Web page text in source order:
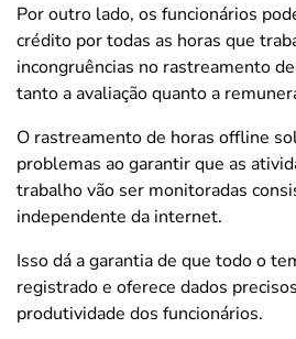
Por outro lado, os funcionários
crédito por todas as horas que
incongruências no rastreamento
tanto a avaliação quanto a
O rastreamento de horas offline
problemas ao garantir que as
trabalho vão ser monitoradas
independente da internet.
Isso dá a garantia de que todo o
registrado e oferece dados
produtividade dos funcionários.